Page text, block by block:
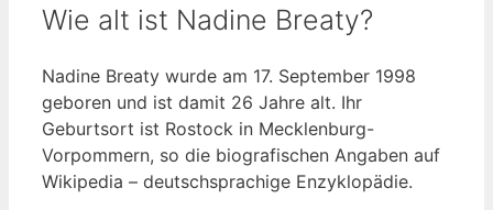
Wie alt ist Nadine Breaty?
Nadine Breaty wurde am 17. September 1998
geboren und ist damit 26 Jahre alt. Ihr
Geburtsort ist Rostock in Mecklenburg-
Vorpommern, so die biografischen Angaben auf
Wikipedia – deutschsprachige Enzyklopädie.